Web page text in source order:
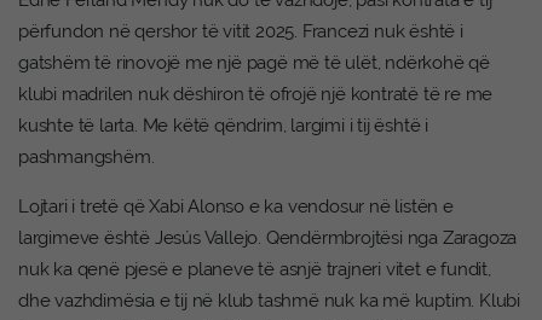
përfundon në qershor të vitit 2025. Francezi nuk është i
gatshëm të rinovojë me një pagë më të ulët, ndërkohë që
klubi madrilen nuk dëshiron të ofrojë një kontratë të re me
kushte të larta. Me këtë qëndrim, largimi i tij është i
pashmangshëm.
Lojtari i tretë që Xabi Alonso e ka vendosur në listën e
largimeve është Jesús Vallejo. Qendërmbrojtësi nga Zaragoza
nuk ka qenë pjesë e planeve të asnjë trajneri vitet e fundit,
dhe vazhdimësia e tij në klub tashmë nuk ka më kuptim. Klubi